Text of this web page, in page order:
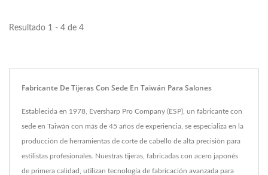
Resultado 1 - 4 de 4
Fabricante De Tijeras Con Sede En Taiwán Para Salones
Establecida en 1978, Eversharp Pro Company (ESP), un fabricante con
sede en Taiwán con más de 45 años de experiencia, se especializa en la
producción de herramientas de corte de cabello de alta precisión para
estilistas profesionales. Nuestras tijeras, fabricadas con acero japonés
de primera calidad, utilizan tecnología de fabricación avanzada para